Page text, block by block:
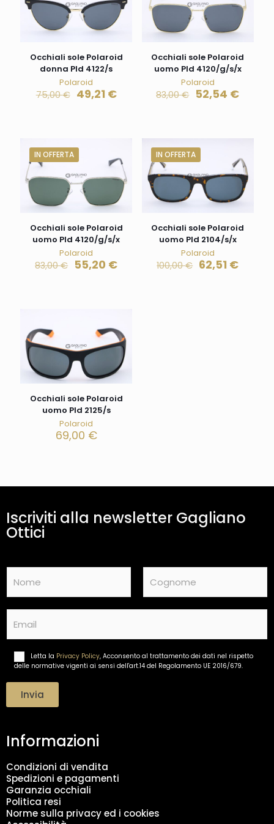
Occhiali sole Polaroid
donna Pld 4122/s
Polaroid
75,00€ 49,21 €
Occhiali sole Polaroid
uomo Pld 4120/g/s/x
Polaroid
83,00€ 52,54 €
IN OFFERTA
Occhiali sole Polaroid
uomo Pld 4120/g/s/x
Polaroid
83,00€ 55,20 €
IN OFFERTA
Occhiali sole Polaroid
uomo Pld 2104/s/x
Polaroid
100,00€ 62,51 €
Occhiali sole Polaroid
uomo Pld 2125/s
Polaroid
69,00 €
Iscriviti alla newsletter Gagliano
Ottici
m
Nome Cognome
a
e
o
d
a
t
i
Letta la Privacy Policy, Acconsento al trattamento dei dati nel rispetto
delle normative vigenti ai sensi dell'art.14 del Regolamento UE 2016/679.
Invia
Informazioni
Condizioni di vendita
Spedizioni e pagamenti
Garanzia occhiali
Politica resi
Norme sulla privacy ed i cookies